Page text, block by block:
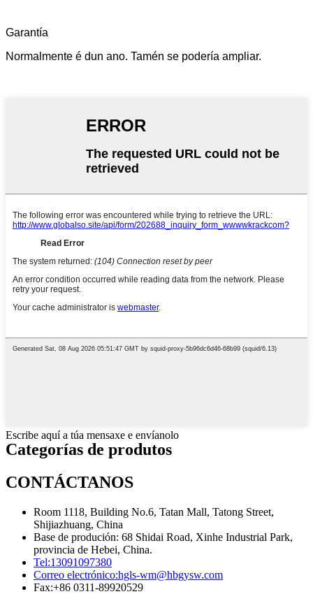
Garantía
Normalmente é dun ano. Tamén se podería ampliar.
Escribe aquí a túa mensaxe e envíanolo
Categorías de produtos
CONTÁCTANOS
Room 1118, Building No.6, Tatan Mall, Tatong Street,
Shijiazhuang, China
Base de produción: 68 Shidai Road, Xinhe Industrial Park,
provincia de Hebei, China.
Tel:13091097380
Correo electrónico:hgls-wm@hbgysw.com
Fax:+86 0311-89920529